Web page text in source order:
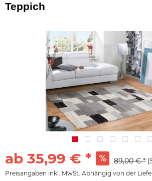
Teppich
ab 35,99 € * 89,00 € *
Preisangaben inkl. MwSt. Abhängig von der